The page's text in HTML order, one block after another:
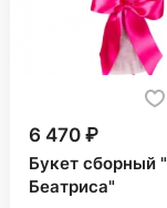
6 470 ₽
Букет сборный "
Беатриса"